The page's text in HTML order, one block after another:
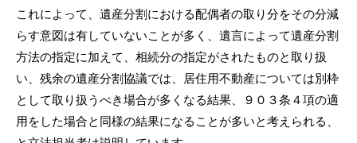
これによって、遺産分割における配偶者の取り分をその分減
らす意図は有していないことが多く、遺言によって遺産分割
方法の指定に加えて、相続分の指定がされたものと取り扱
い、残余の遺産分割協議では、居住用不動産については別枠
として取り扱うべき場合が多くなる結果、９０３条４項の適
用をした場合と同様の結果になることが多いと考えられる、